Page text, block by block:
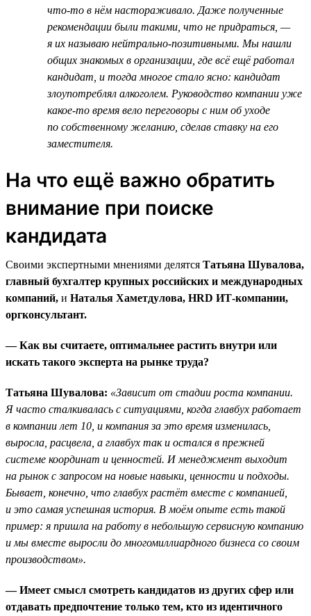
что-то в нём настораживало. Даже полученные
рекомендации были такими, что не придраться, —
я их называю нейтрально-позитивными. Мы нашли
общих знакомых в организации, где всё ещё работал
кандидат, и тогда многое стало ясно: кандидат
злоупотреблял алкоголем. Руководство компании уже
какое-то время вело переговоры с ним об уходе
по собственному желанию, сделав ставку на его
заместителя.
На что ещё важно обратить
внимание при поиске
кандидата
Своими экспертными мнениями делятся Татьяна Шувалова,
главный бухгалтер крупных российских и международных
компаний, и Наталья Хаметдулова, HRD ИТ-компании,
оргконсультант.
— Как вы считаете, оптимальнее растить внутри или
искать такого эксперта на рынке труда?
Татьяна Шувалова: «Зависит от стадии роста компании.
Я часто сталкивалась с ситуациями, когда главбух работает
в компании лет 10, и компания за это время изменилась,
выросла, расцвела, а главбух так и остался в прежней
системе координат и ценностей. И менеджмент выходит
на рынок с запросом на новые навыки, ценности и подходы.
Бывает, конечно, что главбух растёт вместе с компанией,
и это самая успешная история. В моём опыте есть такой
пример: я пришла на работу в небольшую сервисную компанию
и мы вместе выросли до многомиллиардного бизнеса со своим
производством».
— Имеет смысл смотреть кандидатов из других сфер или
отдавать предпочтение только тем, кто из идентичного